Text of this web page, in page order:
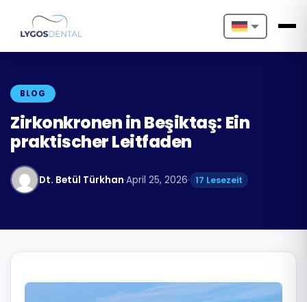
Nederlands
Français
Português
BLOG
Zirkonkronen in Beşiktaş: Ein
praktischer Leitfaden
Dt. Betül Türkhan·April 25, 2026· 17 Lesezeit